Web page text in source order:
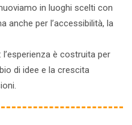
in luoghi scelti con
anche per l’accessibilità, la
: l’esperienza è costruita per
di idee e la crescita